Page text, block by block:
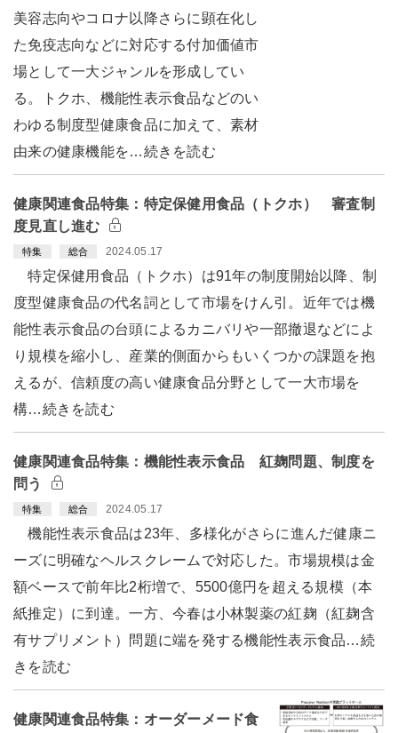
美容志向やコロナ以降さらに顕在化し
た免疫志向などに対応する付加価値市
場として一大ジャンルを形成してい
る。トクホ、機能性表示食品などのい
わゆる制度型健康食品に加えて、素材
由来の健康機能を…続きを読む
健康関連食品特集：特定保健用食品（トクホ） 審査制
度見直し進む
特集 総合 2024.05.17
特定保健用食品（トクホ）は91年の制度開始以降、制
度型健康食品の代名詞として市場をけん引。近年では機
能性表示食品の台頭によるカニバリや一部撤退などによ
り規模を縮小し、産業的側面からもいくつかの課題を抱
えるが、信頼度の高い健康食品分野として一大市場を
構…続きを読む
健康関連食品特集：機能性表示食品 紅麹問題、制度を
問う
特集 総合 2024.05.17
機能性表示食品は23年、多様化がさらに進んだ健康ニ
ーズに明確なヘルスクレームで対応した。市場規模は金
額ベースで前年比2桁増で、5500億円を超える規模（本
紙推定）に到達。一方、今春は小林製薬の紅麹（紅麹含
有サプリメント）問題に端を発する機能性表示食品…続
きを読む
健康関連食品特集：オーダーメード食